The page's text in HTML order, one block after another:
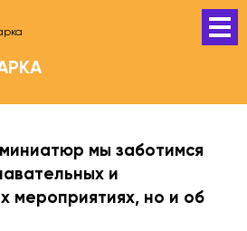
мы заботимся
и
мероприятиях, но и об